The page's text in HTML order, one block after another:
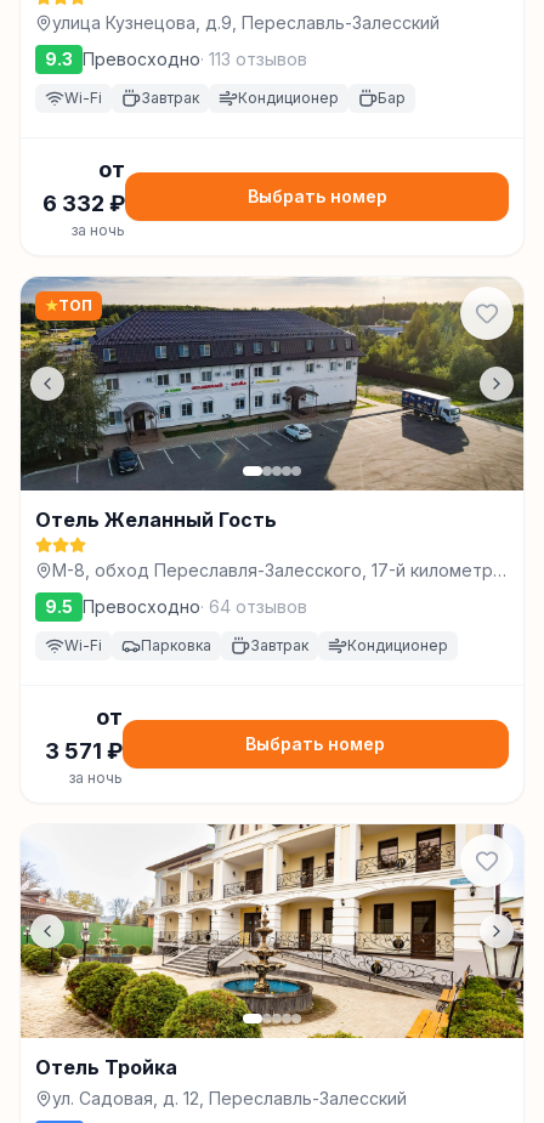
улица Кузнецова, д.9, Переславль-Залесский
9.3 Превосходно· 113 отзывов
Wi-Fi Завтрак Кондиционер Бар
от
6 332 ₽
за ночь
Выбрать номер
★ТОП
Отель Желанный Гость
М-8, обход Переславля-Залесского, 17-й километр,
д. 1, Переславль-Залесский
9.5 Превосходно· 64 отзывов
Wi-Fi Парковка Завтрак Кондиционер
от
3 571 ₽
за ночь
Выбрать номер
Отель Тройка
ул. Садовая, д. 12, Переславль-Залесский